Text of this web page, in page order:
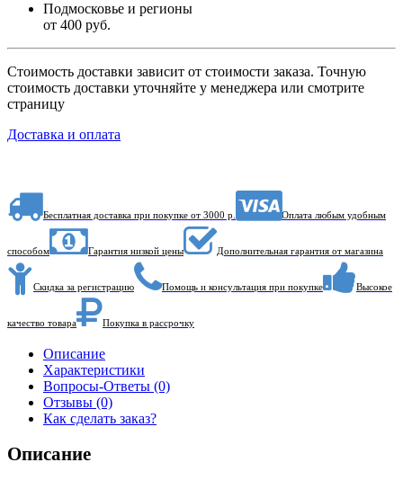
Подмосковье и регионы
от 400 руб.
Стоимость доставки зависит от стоимости заказа. Точную
стоимость доставки уточняйте у менеджера или смотрите
страницу
Доставка и оплата
Бесплатная доставка при покупке от 3000 р. Оплата любым удобным
способом Гарантия низкой цены Дополнительная гарантия от магазина
Скидка за регистрацию Помощь и консультация при покупке Высокое
качество товара Покупка в рассрочку
Описание
Характеристики
Вопросы-Ответы (0)
Отзывы (0)
Как сделать заказ?
Описание